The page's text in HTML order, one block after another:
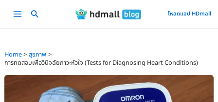
Main
โหลดแอป HDmall
Home
สุขภาพ
การทดสอบเพื่อวินิจฉัยภาวะหัวใจ (Tests for Diagnosing Heart Conditions)